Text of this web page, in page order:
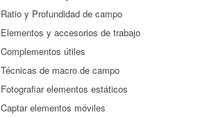
Ratio y Profundidad de campo
Elementos y accesorios de trabajo
Complementos útiles
Técnicas de macro de campo
Fotografiar elementos estáticos
Captar elementos móviles